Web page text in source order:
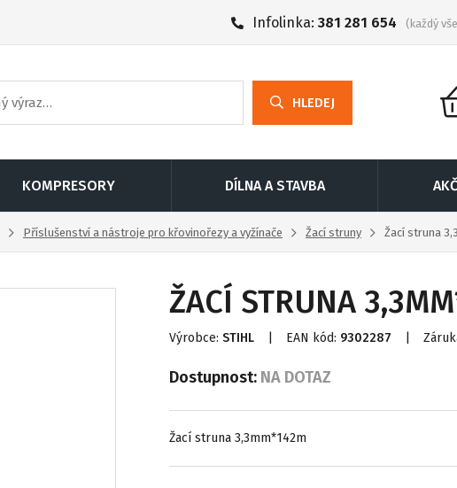
Infolinka: 381 281 654 (každý
HLEDEJ
KOMPRESORY DÍLNA A STAVBA
Příslušenství a nástroje pro křovinořezy a vyžínače Žací struny Žací struna
ŽACÍ STRUNA
Výrobce:STIHL EAN kód: 9302287
Dostupnost: NA DOTAZ
Žací struna 3,3mm*142m